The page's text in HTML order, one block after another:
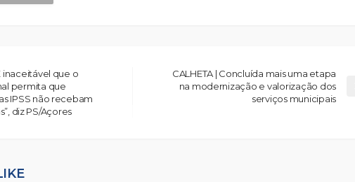
inaceitável que o
permita que
IPSS não recebam
diz PS/Açores
CALHETA | Concluída mais uma etapa
na modernização e valorização dos
serviços municipais